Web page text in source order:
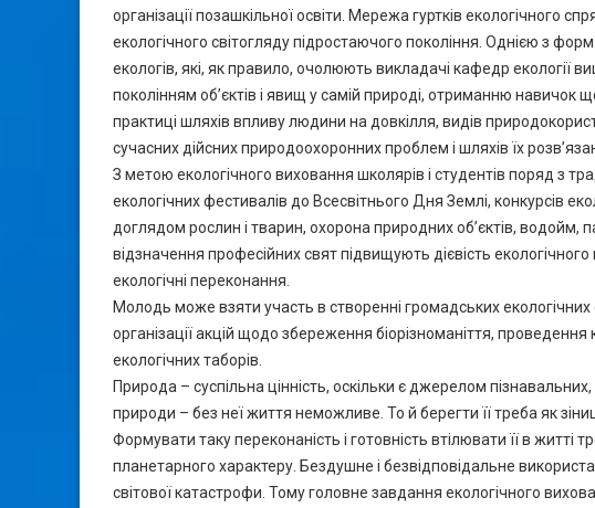
організації позашкільної освіти. Мережа гуртків
екологічного світогляду підростаючого покоління. Однією з
екологів, які, як правило, очолюють викладачі кафедр
поколінням об’єктів і явищ у самій природі, отриманню навичок
практиці шляхів впливу людини на довкілля, видів
сучасних дійсних природоохоронних проблем і шляхів їх
З метою екологічного виховання школярів і студентів поряд
екологічних фестивалів до Всесвітнього Дня Землі, конкурсів
доглядом рослин і тварин, охорона природних об’єктів, водойм,
відзначення професійних свят підвищують дієвість
екологічні переконання.
Молодь може взяти участь в створенні громадських
організації акцій щодо збереження біорізноманіття, проведення
екологічних таборів.
Природа – суспільна цінність, оскільки є джерелом
природи – без неї життя неможливе. То й берегти її треба як
Формувати таку переконаність і готовність втілювати її в
планетарного характеру. Бездушне і безвідповідальне
світової катастрофи. Тому головне завдання екологічного